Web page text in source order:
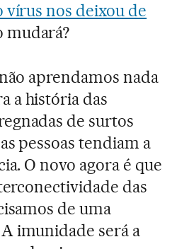
vírus nos deixou de
mudará?
aprendamos nada
a história das
de surtos
pessoas tendiam a
O novo agora é que
das
de uma
imunidade será a